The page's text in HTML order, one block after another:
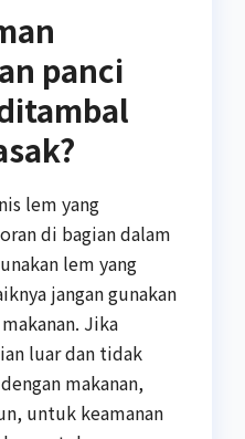
panci
lem yang
di bagian dalam
lem yang
jangan gunakan
Jika
luar dan tidak
makanan,
untuk keamanan